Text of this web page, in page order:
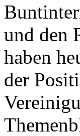
und den
haben
der